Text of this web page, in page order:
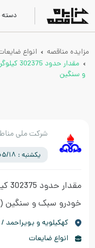
دسته
مزایده مناقصه
انواع
و سنگین
شرکت ملی
یکشنبه : 1405/05/18
خودرو سبک و سنگین
كهكيلويه و بويراحمد
انواع ضایعات